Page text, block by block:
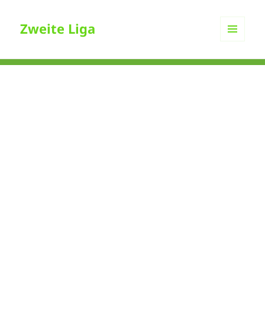
Zweite Liga
WIDGETS